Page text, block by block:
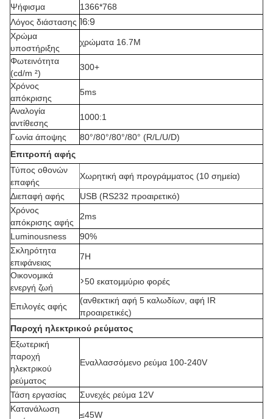
Ψήφισμα
1366*768
Λόγος διάστασης 16:9
Χρώμα
υποστήριξης
χρώματα 16.7M
Φωτεινότητα
(cd/m ²)
300+
Χρόνος
απόκρισης
5ms
Αναλογία
αντίθεσης
1000:1
Γωνία άποψης
80°/80°/80°/80° (R/L/U/D)
Επιτροπή αφής
Τύπος οθονών
επαφής
Χωρητική αφή προγράμματος (10 σημεία)
Διεπαφή αφής
USB (RS232 προαιρετικό)
Χρόνος
απόκρισης αφής
2ms
Luminousness
90%
Σκληρότητα
επιφάνειας
7H
Οικονομικά
ενεργή ζωή
>50 εκατομμύριο φορές
Επιλογές αφής
(ανθεκτική αφή 5 καλωδίων, αφή IR
προαιρετικές)
Παροχή ηλεκτρικού ρεύματος
Εξωτερική
παροχή
ηλεκτρικού
ρεύματος
Εναλλασσόμενο ρεύμα 100-240V
Τάση εργασίας
Συνεχές ρεύμα 12V
Κατανάλωση
≤45W